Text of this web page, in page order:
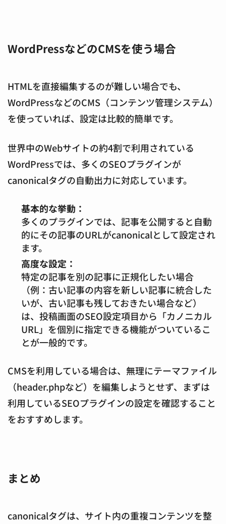
WordPressなどのCMSを使う場合
HTMLを直接編集するのが難しい場合でも、
WordPressなどのCMS（コンテンツ管理システム）
を使っていれば、設定は比較的簡単です。
世界中のWebサイトの約4割で利用されている
WordPressでは、多くのSEOプラグインが
canonicalタグの自動出力に対応しています。
基本的な挙動：
多くのプラグインでは、記事を公開すると自動
的にその記事のURLがcanonicalとして設定され
ます。
高度な設定：
特定の記事を別の記事に正規化したい場合
（例：古い記事の内容を新しい記事に統合した
いが、古い記事も残しておきたい場合など）
は、投稿画面のSEO設定項目から「カノニカル
URL」を個別に指定できる機能がついているこ
とが一般的です。
CMSを利用している場合は、無理にテーマファイル
（header.phpなど）を編集しようとせず、まずは
利用しているSEOプラグインの設定を確認すること
をおすすめします。
まとめ
canonicalタグは、サイト内の重複コンテンツを整